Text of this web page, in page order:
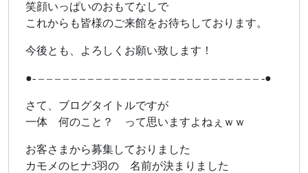
笑顔いっぱいのおもてなしで
これからも皆様のご来館をお待ちしております。
今後とも、よろしくお願い致します！
●- – – – – – – – – – – – – – – – – – – – – – – – – – – – -●
さて、ブログタイトルですが
一体 何のこと？ って思いますよねぇｗｗ
お客さまから募集しておりました
カモメのヒナ3羽の 名前が決まりました